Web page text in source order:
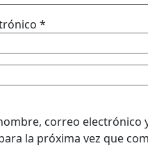
*
correo electrónico
la próxima vez que